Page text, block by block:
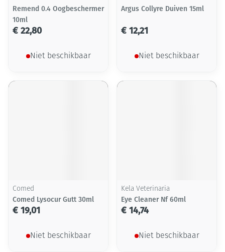
Remend 0.4 Oogbeschermer
10ml
€ 22,80
Niet beschikbaar
Argus Collyre Duiven 15ml
€ 12,21
Niet beschikbaar
Comed
Comed Lysocur Gutt 30ml
€ 19,01
Niet beschikbaar
Kela Veterinaria
Eye Cleaner Nf 60ml
€ 14,74
Niet beschikbaar